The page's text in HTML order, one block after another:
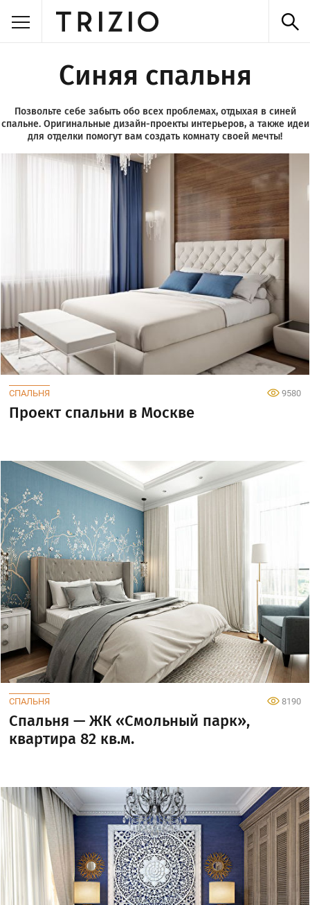
Синяя спальня
Позвольте себе забыть обо всех проблемах, отдыхая в синей
спальне. Оригинальные дизайн-проекты интерьеров, а также идеи
для отделки помогут вам создать комнату своей мечты!
СПАЛЬНЯ 9580
Проект спальни в Москве
СПАЛЬНЯ 8190
Спальня — ЖК «Смольный парк»,
квартира 82 кв.м.